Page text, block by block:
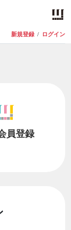
新規登録 / ログイン
員登録